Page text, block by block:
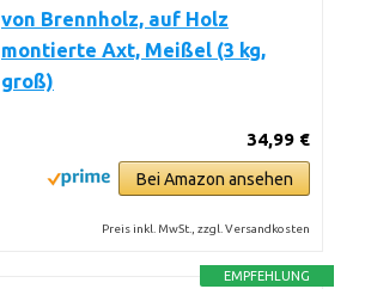
von Brennholz, auf Holz
montierte Axt, Meißel (3 kg,
groß)
34,99 €
Bei Amazon ansehen
Preis inkl. MwSt., zzgl. Versandkosten
EMPFEHLUNG